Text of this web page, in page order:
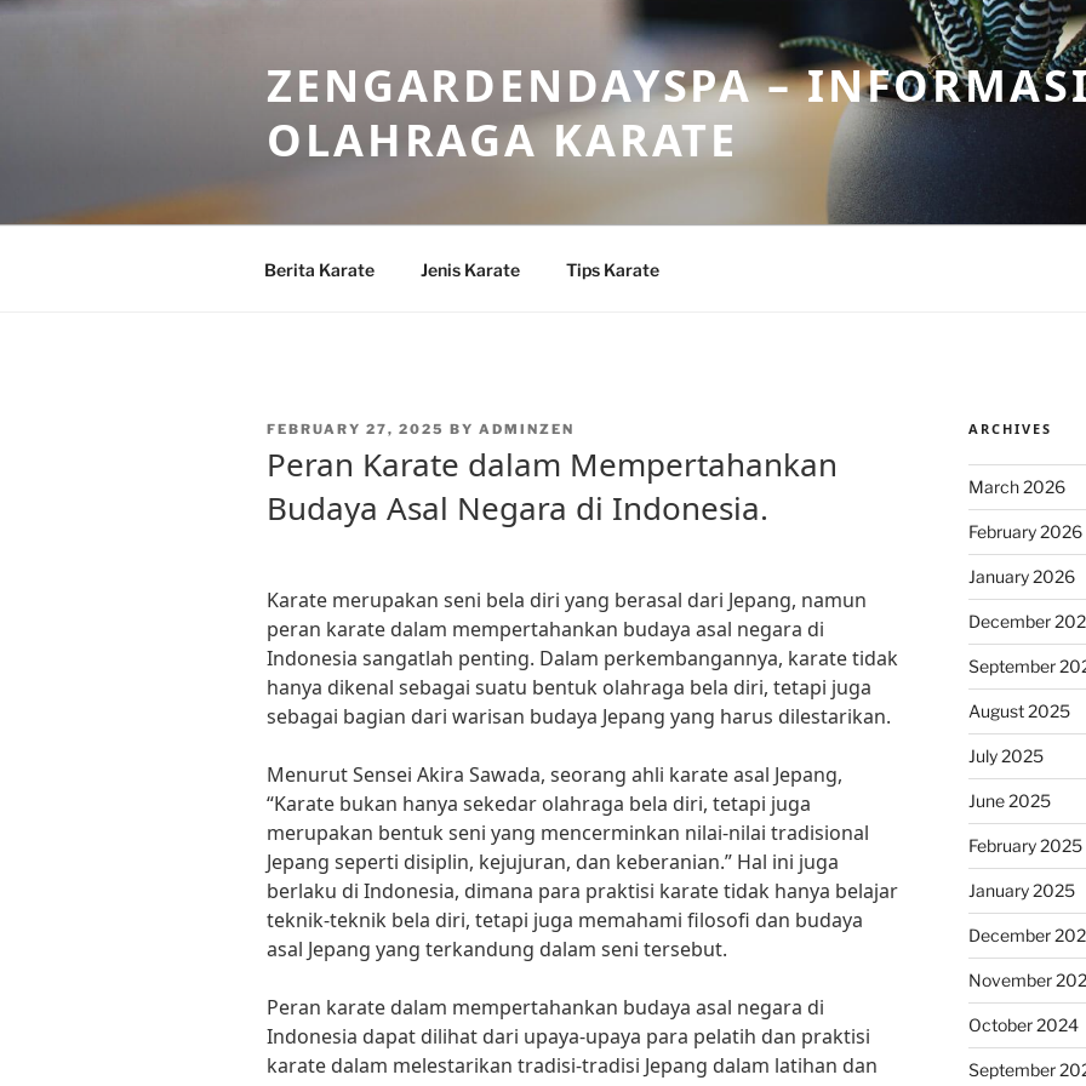
Skip
ZENGARDENDAYSPA –
OLAHRAGA KARATE
Berita Karate Jenis Karate Tips Karate
POSTED
FEBRUARY 27, 2025 BY ADMINZEN
Peran Karate dalam Mempertahankan
Budaya Asal Negara di Indonesia.
Karate merupakan seni bela diri yang berasal dari Jepang, namun
peran karate dalam mempertahankan budaya asal negara di
Indonesia sangatlah penting. Dalam perkembangannya, karate tidak
hanya dikenal sebagai suatu bentuk olahraga bela diri, tetapi juga
sebagai bagian dari warisan budaya Jepang yang harus dilestarikan.
Menurut Sensei Akira Sawada, seorang ahli karate asal Jepang,
“Karate bukan hanya sekedar olahraga bela diri, tetapi juga
merupakan bentuk seni yang mencerminkan nilai-nilai tradisional
Jepang seperti disiplin, kejujuran, dan keberanian.” Hal ini juga
berlaku di Indonesia, dimana para praktisi karate tidak hanya belajar
teknik-teknik bela diri, tetapi juga memahami filosofi dan budaya
asal Jepang yang terkandung dalam seni tersebut.
Peran karate dalam mempertahankan budaya asal negara di
Indonesia dapat dilihat dari upaya-upaya para pelatih dan praktisi
karate dalam melestarikan tradisi-tradisi Jepang dalam latihan dan
ARCHIVES
March 2026
February 2026
January 2026
December
September
August 2025
July 2025
June 2025
February 2025
January 2025
December
November
October 2024
September